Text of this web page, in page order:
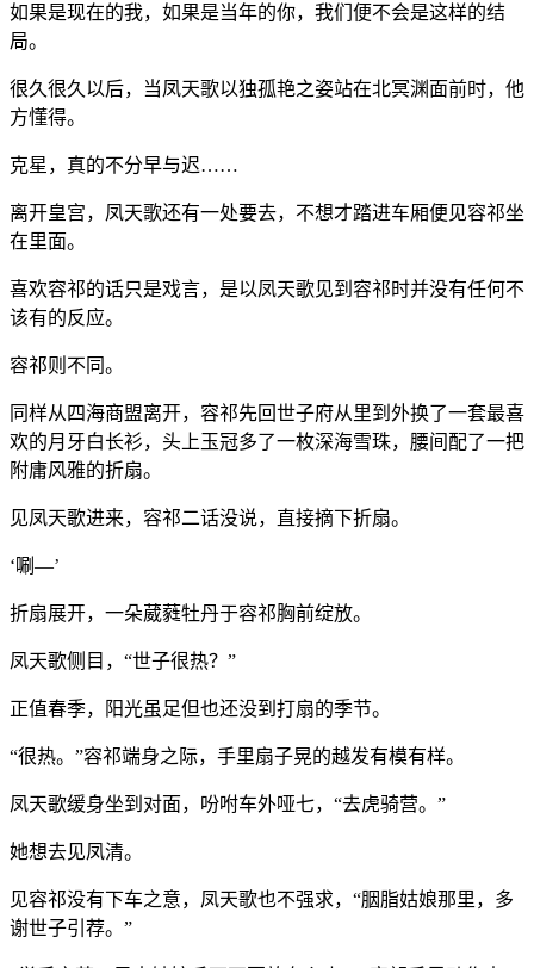
如果是现在的我，如果是当年的你，我们便不会是这样的结
局。
很久很久以后，当凤天歌以独孤艳之姿站在北冥渊面前时，他
方懂得。
克星，真的不分早与迟……
离开皇宫，凤天歌还有一处要去，不想才踏进车厢便见容祁坐
在里面。
喜欢容祁的话只是戏言，是以凤天歌见到容祁时并没有任何不
该有的反应。
容祁则不同。
同样从四海商盟离开，容祁先回世子府从里到外换了一套最喜
欢的月牙白长衫，头上玉冠多了一枚深海雪珠，腰间配了一把
附庸风雅的折扇。
见凤天歌进来，容祁二话没说，直接摘下折扇。
‘唰—’
折扇展开，一朵葳蕤牡丹于容祁胸前绽放。
凤天歌侧目，“世子很热？”
正值春季，阳光虽足但也还没到打扇的季节。
“很热。”容祁端身之际，手里扇子晃的越发有模有样。
凤天歌缓身坐到对面，吩咐车外哑七，“去虎骑营。”
她想去见凤清。
见容祁没有下车之意，凤天歌也不强求，“胭脂姑娘那里，多
谢世子引荐。”